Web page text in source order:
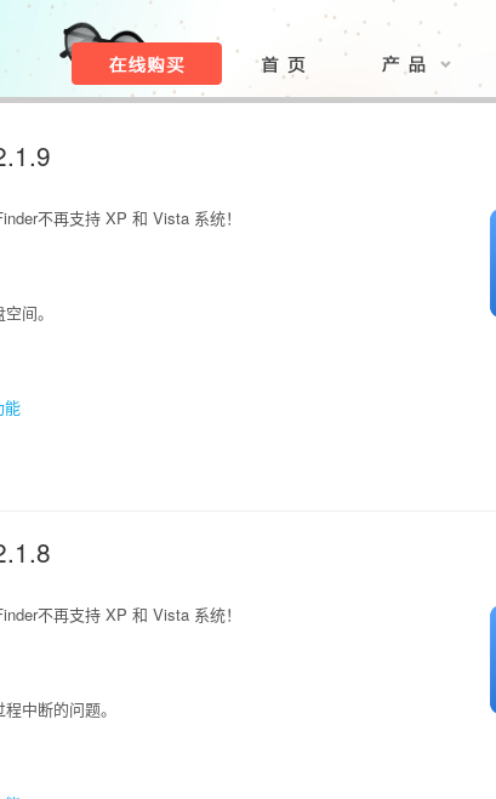
不再支持 XP 和 Vista 系统！
间。
能
不再支持 XP 和 Vista 系统！
中断的问题。